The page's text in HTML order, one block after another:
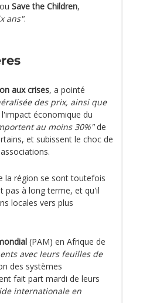
ou Save the Children,
ans".
aux crises, a pointé
des prix, ainsi que
économique du
au moins 30%"de
et subissent le choc de
la région se sont toutefois
pas à long terme, et qu'il
locales vers plus
(PAM) en Afrique de
avec leurs feuilles de
des systèmes
fait part mardi de leurs
internationale en